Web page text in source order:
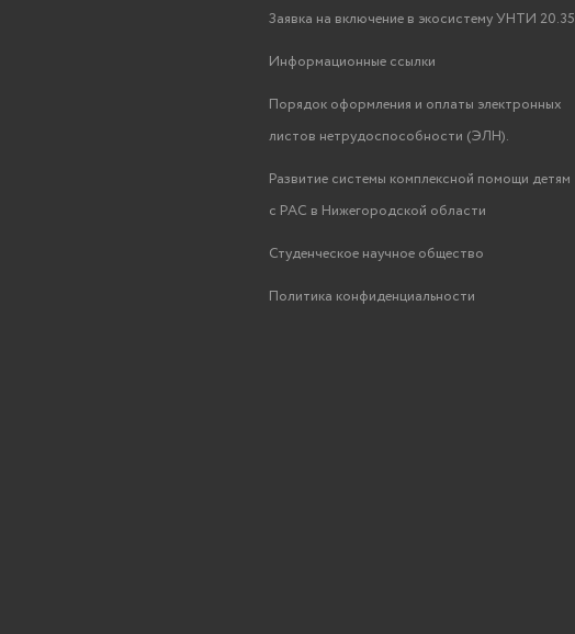
Заявка на включение в экосистему УНТИ 20.35
Информационные ссылки
Порядок оформления и оплаты электронных
листов нетрудоспособности (ЭЛН).
Развитие системы комплексной помощи детям
с РАС в Нижегородской области
Студенческое научное общество
Политика конфиденциальности